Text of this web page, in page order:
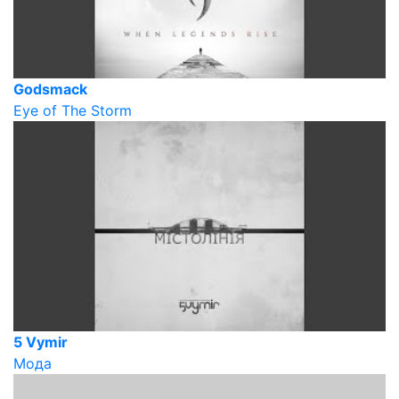
Godsmack
Eye of The Storm
5 Vymir
Мода